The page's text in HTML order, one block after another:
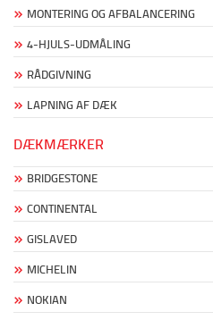
MONTERING OG AFBALANCERING
4-HJULS-UDMÅLING
RÅDGIVNING
LAPNING AF DÆK
DÆKMÆRKER
BRIDGESTONE
CONTINENTAL
GISLAVED
MICHELIN
NOKIAN